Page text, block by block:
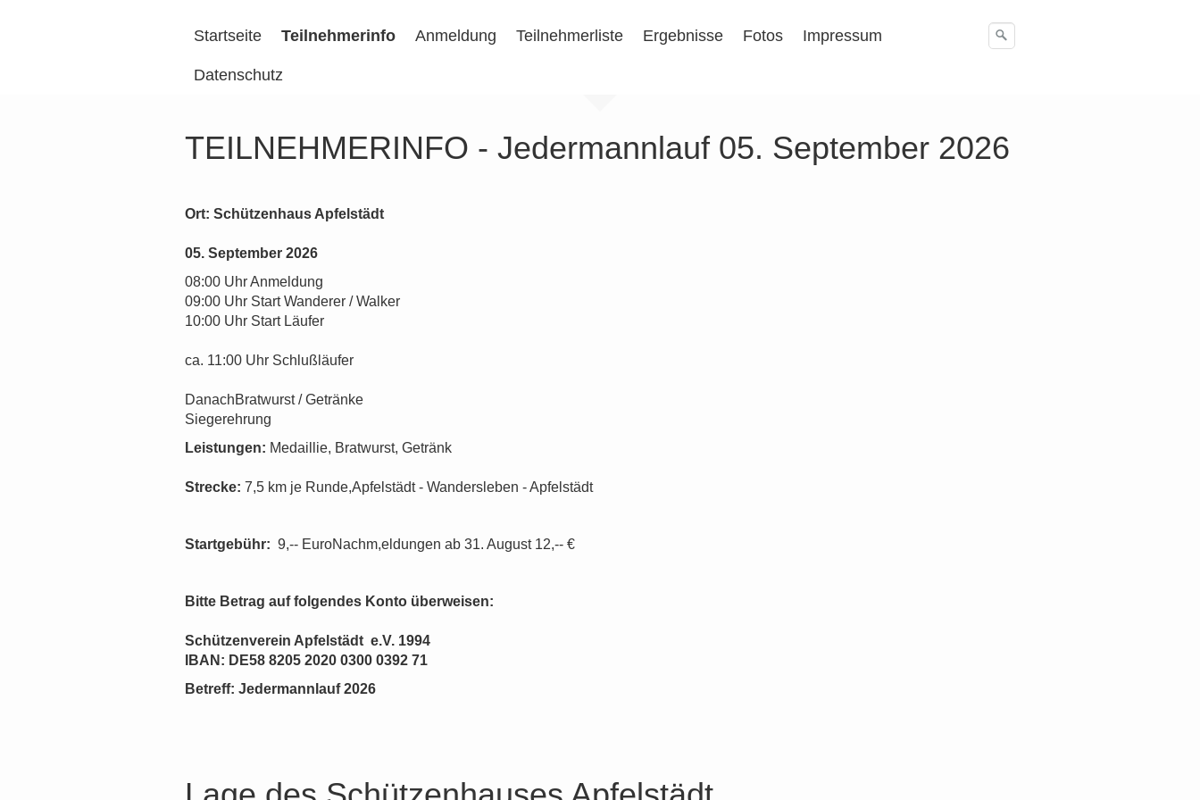
Startseite Teilnehmerinfo Anmeldung Teilnehmerliste Ergebnisse Fotos Impressum
Datenschutz
TEILNEHMERINFO - Jedermannlauf 05. September 2026
Ort: Schützenhaus Apfelstädt
05. September 2026
08:00 Uhr Anmeldung
09:00 Uhr Start Wanderer / Walker
10:00 Uhr Start Läufer
ca. 11:00 Uhr Schlußläufer
DanachBratwurst / Getränke
Siegerehrung
Leistungen: Medaillie, Bratwurst, Getränk
Strecke: 7,5 km je Runde,Apfelstädt - Wandersleben - Apfelstädt
Startgebühr: 9,-- EuroNachm,eldungen ab 31. August 12,-- €
Bitte Betrag auf folgendes Konto überweisen:
Schützenverein Apfelstädt e.V. 1994
IBAN: DE58 8205 2020 0300 0392 71
Betreff: Jedermannlauf 2026